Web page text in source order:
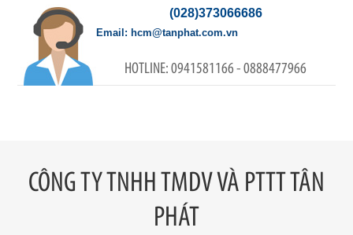
(028)373066686
0941581166 - 0888477966
hcm@tanphat.com.vn
CÔNG TY TNHH TMDV VÀ PTTT TÂN
PHÁT